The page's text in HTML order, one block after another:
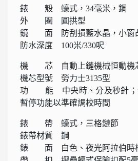
錶 殼 蠔式，34毫米，鋼
外 圈 圓拱型
鏡 面 防刮損藍水晶，小窗
防水深度 100米/330呎
機 芯 自動上鏈機械恒動機
機芯型號 勞力士3135型
功 能 中央時、分及秒針；
暫停功能以準確調校時間
錶 帶 蠔式，三格鏈節
錶帶材質 鋼
錶 面 白色、夜光阿拉伯時